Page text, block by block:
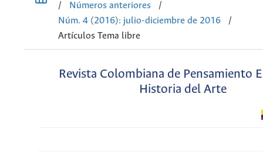
/
Números anteriores
/
Núm. 4 (2016): julio-diciembre de 2016
/
Artículos Tema libre
Revista Colombiana de Pensamiento
Historia del Arte